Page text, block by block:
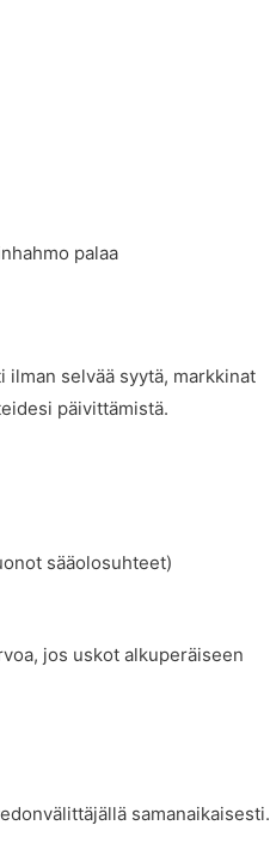
palaa
selvää syytä, markkinat
päivittämistä.
sääolosuhteet)
jos uskot alkuperäiseen
samanaikaisesti.